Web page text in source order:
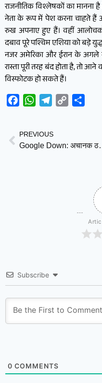
राजनीतिक विश्लेषकों का मानना
नेता के रूप में पेश करना चाहते
रुख अपनाए हुए हैं। वहीं
दबाव पूरे पश्चिम एशिया को बड़े
नजर अमेरिका और ईरान के अगले
रास्ता पूरी तरह बंद होता है, तो
विस्फोटक हो सकते हैं।
FacebookWhatsAppTelegram
Copy
PREVIOUS
Google Down:
Subscribe
0 COMMENTS